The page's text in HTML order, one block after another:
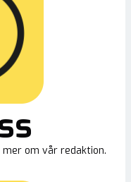
om vår redaktion.